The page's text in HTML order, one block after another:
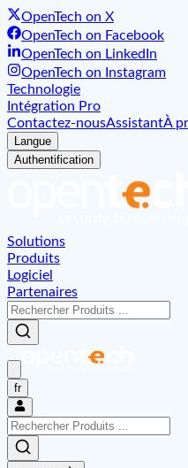
OpenTech on X
OpenTech on Facebook
OpenTech on LinkedIn
OpenTech on Instagram
Technologie
Intégration Pro
Contactez-nousAssistantÀ
Langue
Authentification
Solutions
Produits
Logiciel
Partenaires
fr